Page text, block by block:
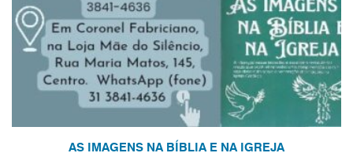
AS IMAGENS NA BÍBLIA E NA IGREJA